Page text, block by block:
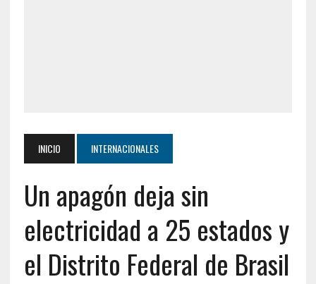
INICIO INTERNACIONALES
Un apagón deja sin
electricidad a 25 estados y
el Distrito Federal de Brasil